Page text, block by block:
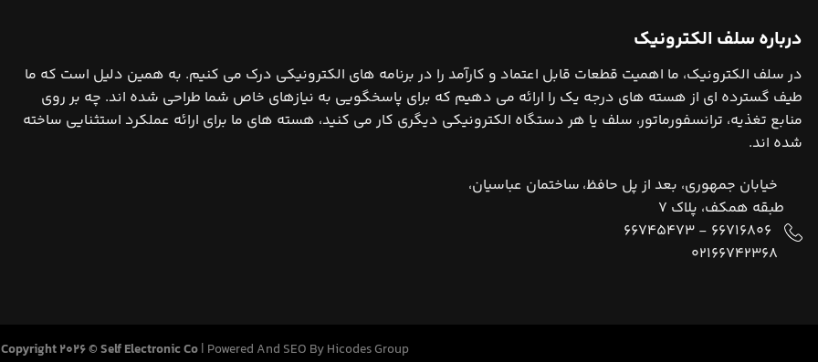
درباره سلف الکترونیک
در سلف الکترونیک، ما اهمیت قطعات قابل اعتماد و کارآمد را در برنامه های الکترونیکی درک می کنیم. به همین دلیل است که ما
طیف گسترده ای از هسته های درجه یک را ارائه می دهیم که برای پاسخگویی به نیازهای خاص شما طراحی شده اند. چه بر روی
منابع تغذیه، ترانسفورماتور، سلف یا هر دستگاه الکترونیکی دیگری کار می کنید، هسته های ما برای ارائه عملکرد استثنایی ساخته
شده اند.
خیابان جمهوری، بعد از پل حافظ، ساختمان عباسیان،
طبقه همکف، پلاک 7
-
66745473
Copyright 2026 © Self Electronic Co| Powered And SEO By Hicodes Group